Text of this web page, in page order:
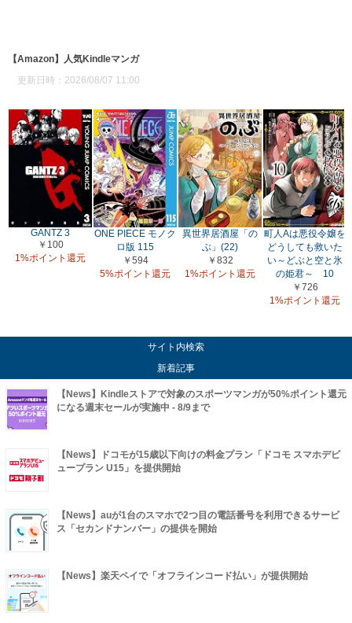
【Amazon】人気Kindleマンガ
更新日時：2026/08/07 11:00
GANTZ 3
￥100
1%ポイント還元
ONE PIECE モノク
ロ版 115
￥594
5%ポイント還元
異世界居酒屋「の
ぶ」(22)
￥832
1%ポイント還元
町人Aは悪役令嬢を
どうしても救いた
い～どぶと空と氷
の姫君～ 10
￥726
1%ポイント還元
サイト内検索
新着記事
【News】Kindleストアで対象のスポーツマンガが50%ポイント還元
になる週末セールが実施中 - 8/9まで
【News】ドコモが15歳以下向けの料金プラン「ドコモ スマホデビ
ュープラン U15」を提供開始
【News】auが1台のスマホで2つ目の電話番号を利用できるサービ
ス「セカンドナンバー」の提供を開始
【News】楽天ペイで「オフラインコード払い」が提供開始